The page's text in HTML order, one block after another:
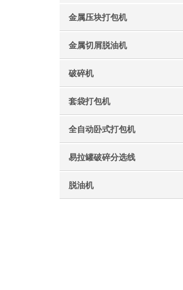
金属压块打包机
金属切屑脱油机
破碎机
套袋打包机
全自动卧式打包机
易拉罐破碎分选线
脱油机